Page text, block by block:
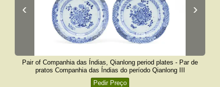
‹ ›
Pair of Companhia das Índias, Qianlong period plates - Par de
pratos Companhia das Índias do período Qianlong III
Pedir Preço